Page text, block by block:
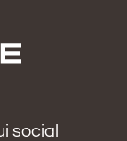
social